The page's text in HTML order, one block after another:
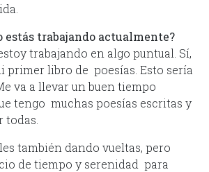
estás trabajando actualmente?
trabajando en algo puntual. Sí,
primer libro de poesías. Esto sería
va a llevar un buen tiempo
tengo muchas poesías escritas y
también dando vueltas, pero
de tiempo y serenidad para